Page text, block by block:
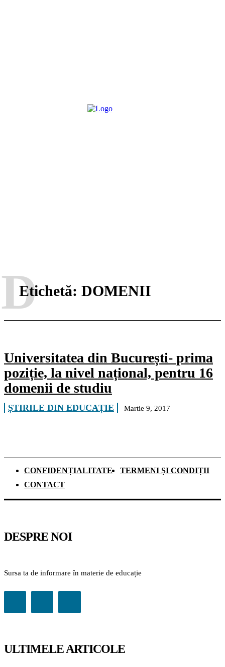
Etichetă: DOMENII
D
Universitatea din București- prima
poziție, la nivel național, pentru 16
domenii de studiu
ȘTIRILE DIN EDUCAȚIE Martie 9, 2017
CONFIDENȚIALITATE
TERMENI ȘI CONDIȚII
CONTACT
DESPRE NOI
Sursa ta de informare în materie de educație
ULTIMELE ARTICOLE